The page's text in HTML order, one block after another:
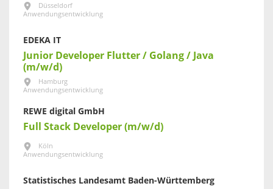
Düsseldorf
Anwendungsentwicklung
EDEKA IT
Junior Developer Flutter / Golang / Java
(m/w/d)
Hamburg
Anwendungsentwicklung
REWE digital GmbH
Full Stack Developer (m/w/d)
Köln
Anwendungsentwicklung
Statistisches Landesamt Baden-Württemberg